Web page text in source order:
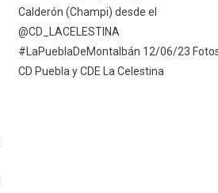
Calderón (Champi) desde el
@CD_LACELESTINA
#LaPueblaDeMontalbán 12/06/23
CD Puebla y CDE La Celestina